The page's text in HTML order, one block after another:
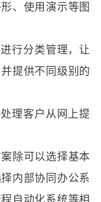
、使用演示等图
行分类管理，让
提供不同级别的
理客户从网上提
除可以选择基本
内部协同办公系
自动化系统等相